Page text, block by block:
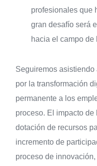
profesionales que
gran desafío será
hacia el campo de
Seguiremos
por la transformación
permanente a los
proceso. El impacto
dotación de recursos
incremento de
proceso de